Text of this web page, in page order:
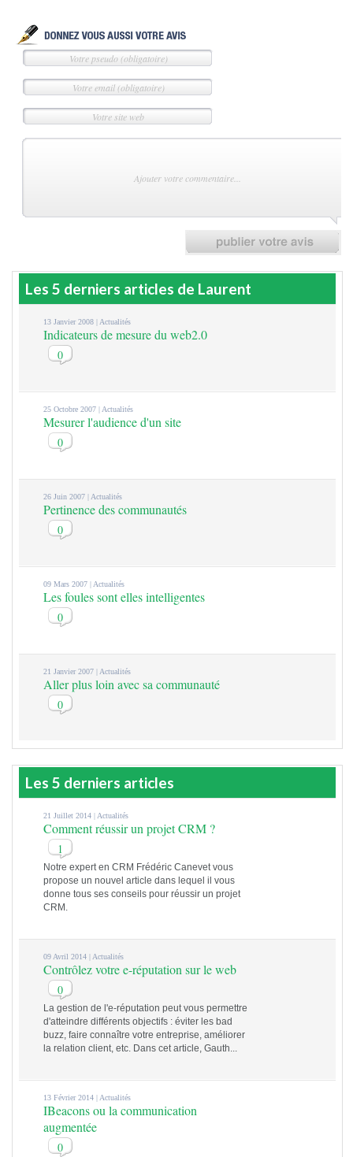
Les 5 derniers articles de Laurent
13 Janvier 2008 |Actualités
Indicateurs de mesure du web2.0
0
25 Octobre 2007 |Actualités
Mesurer l'audience d'un site
0
26 Juin 2007 |Actualités
Pertinence des communautés
0
09 Mars 2007 |Actualités
Les foules sont elles intelligentes
0
21 Janvier 2007 |Actualités
Aller plus loin avec sa communauté
0
Les 5 derniers articles
21 Juillet 2014 | Actualités
Comment réussir un projet CRM ?
1
Notre expert en CRM Frédéric Canevet vous
propose un nouvel article dans lequel il vous
donne tous ses conseils pour réussir un projet
CRM.
09 Avril 2014 | Actualités
Contrôlez votre e-réputation sur le web
0
La gestion de l'e-réputation peut vous permettre
d'atteindre différents objectifs : éviter les bad
buzz, faire connaître votre entreprise, améliorer
la relation client, etc. Dans cet article, Gauth...
13 Février 2014 | Actualités
IBeacons ou la communication
augmentée
0